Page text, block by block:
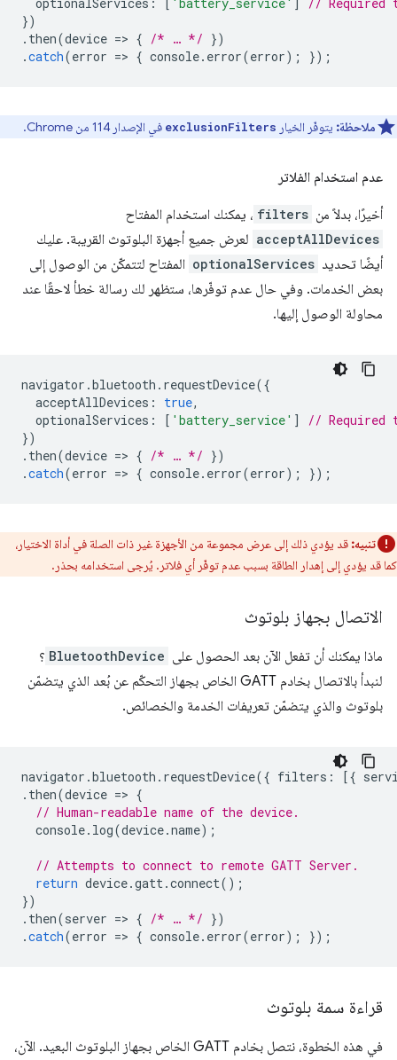
})
. then(device => { /* … */ })
.catch(error => { console. error(error); });
ملاحظة: يتوفّر الخيار exclusionFilters في الإصدار 114 من Chrome.
عدم استخدام الفلاتر
أخيرًا، بدلاً من filters ، يمكنك استخدام المفتاح
acceptAllDevices لعرض جميع أجهزة البلوتوث القريبة. عليك
أيضًا تحديد optionalServices المفتاح لتتمكّن من الوصول إلى
بعض الخدمات. وفي حال عدم توفّرها، ستظهر لك رسالة خطأ لاحقًا عند
محاولة الوصول إليها.
navigator .bluetooth . requestDevice({
acceptAllDevices : true,
optionalServices : [ 'battery_service' ]
// Required
})
. then(device => { /* … */ })
.catch(error => { console. error(error); });
تنبيه: قد يؤدي ذلك إلى عرض مجموعة من الأجهزة غير ذات الصلة في أداة الاختيار،
كما قد يؤدي إلى إهدار الطاقة بسبب عدم توفّر أي فلاتر. يُرجى استخدامه بحذر.
الاتصال بجهاز بلوتوث
ماذا يمكنك أن تفعل الآن بعد الحصول على BluetoothDevice ؟
لنبدأ بالاتصال بخادم GATT الخاص بجهاز التحكّم عن بُعد الذي يتضمّن
بلوتوث والذي يتضمّن تعريفات الخدمة والخصائص.
navigator .bluetooth . requestDevice({ filters : [{
. then(device => {
// Human-readable name of the device.
console. log(device.name);
// Attempts to connect to remote GATT Server.
return device.gatt.connect();
})
. then(server => { /* … */ })
.catch(error => { console. error(error); });
قراءة سمة بلوتوث
في هذه الخطوة، نتصل بخادم GATT الخاص بجهاز البلوتوث البعيد. الآن،